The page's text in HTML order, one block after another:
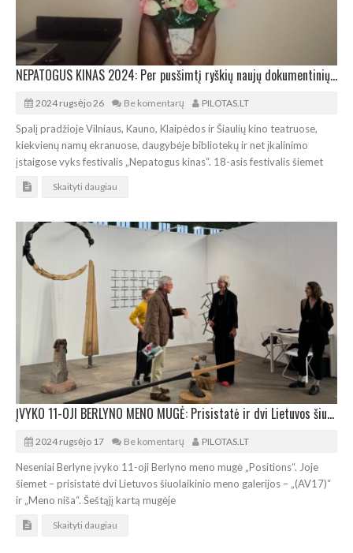
NEPATOGUS KINAS 2024: Per pusšimtį ryškių naujų dokumentinių filmų
2024 rugsėjo 26 Be komentarų PILOTAS.LT
Spalį pradžioje Vilniaus, Kauno, Klaipėdos ir Šiaulių kino teatruose,
kiekvienų namų ekranuose, daugybėje bibliotekų ir net įkalinimo
įstaigose vyks festivalis „Nepatogus kinas“. 18-asis festivalis šiemet
Skaityti daugiau
ĮVYKO 11-OJI BERLYNO MENO MUGĖ: Prisistatė ir dvi Lietuvos šiuolaikinio meno galerijos
2024 rugsėjo 17 Be komentarų PILOTAS.LT
Neseniai Berlyne įvyko 11-oji Berlyno meno mugė „Positions“. Joje
šiemet – prisistatė dvi Lietuvos šiuolaikinio meno galerijos – „(AV17)“
ir „Meno niša“. Šeštąjį kartą mugėje
Skaityti daugiau